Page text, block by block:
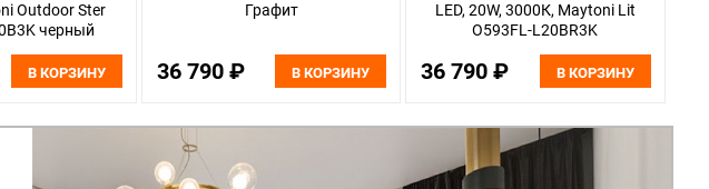
Outdoor Ster
черный
В КОРЗИНУ
Графит
36 790 ₽ В КОРЗИНУ
LED, 20W, 3000К, Maytoni Lit
O593FL-L20BR3K
36 790 ₽ В КОРЗИНУ